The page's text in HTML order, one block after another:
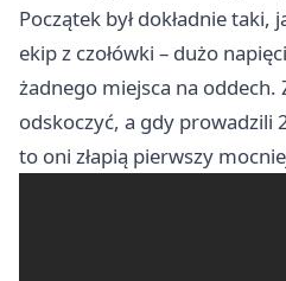
Początek był dokładnie taki,
ekip z czołówki – dużo
żadnego miejsca na
odskoczyć, a gdy prowadzili
to oni złapią pierwszy